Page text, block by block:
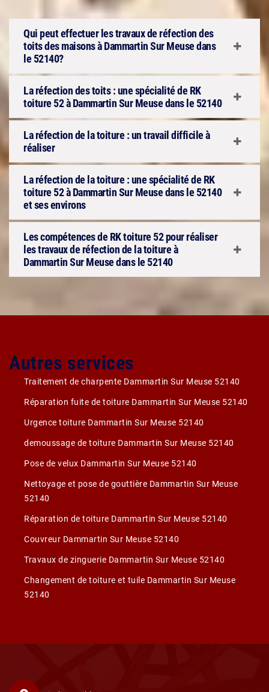
Qui peut effectuer les travaux de réfection des
toits des maisons à Dammartin Sur Meuse dans
le 52140?
La réfection des toits : une spécialité de RK
toiture 52 à Dammartin Sur Meuse dans le 52140
La réfection de la toiture : un travail difficile à
réaliser
La réfection de la toiture : une spécialité de RK
toiture 52 à Dammartin Sur Meuse dans le 52140
et ses environs
Les compétences de RK toiture 52 pour réaliser
les travaux de réfection de la toiture à
Dammartin Sur Meuse dans le 52140
Autres services
Traitement de charpente Dammartin Sur Meuse 52140
Réparation fuite de toiture Dammartin Sur Meuse 52140
Urgence toiture Dammartin Sur Meuse 52140
demoussage de toiture Dammartin Sur Meuse 52140
Pose de velux Dammartin Sur Meuse 52140
Nettoyage et pose de gouttière Dammartin Sur Meuse
52140
Réparation de toiture Dammartin Sur Meuse 52140
Couvreur Dammartin Sur Meuse 52140
Travaux de zinguerie Dammartin Sur Meuse 52140
Changement de toiture et tuile Dammartin Sur Meuse
52140